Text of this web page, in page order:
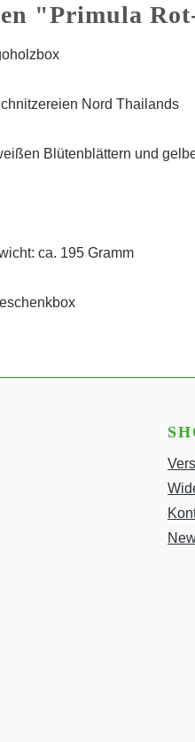
"Primula
Nord Thailands
Blütenblättern und
ca. 195 Gramm